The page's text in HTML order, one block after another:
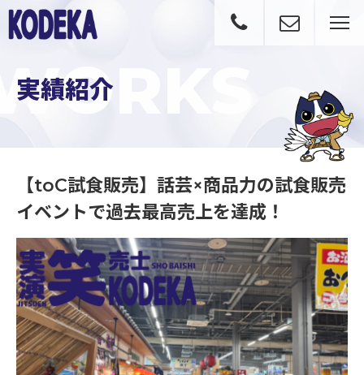
【toC試食販売】話芸×商品力の試食販売イベントで過去最高売上を達成！｜実績紹介
実績紹介
【toC試食販売】話芸×商品力の試食販売
イベントで過去最高売上を達成！